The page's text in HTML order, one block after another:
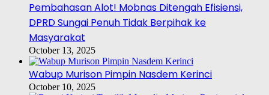
Pembahasan Alot! Mobnas Ditengah Efisiensi,
DPRD Sungai Penuh Tidak Berpihak ke
Masyarakat
October 13, 2025
Wabup Murison Pimpin Nasdem Kerinci
October 10, 2025